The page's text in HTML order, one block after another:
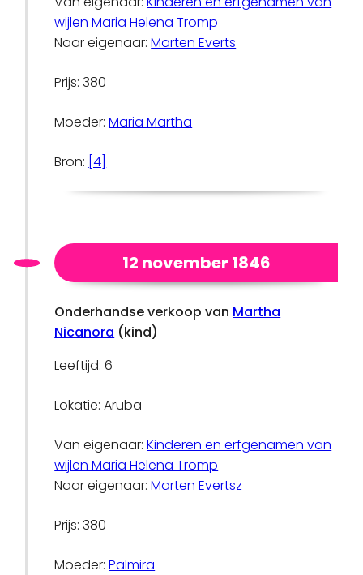
wijlen Maria Helena Tromp
Naar eigenaar:Marten Everts
Prijs: 380
Moeder:Maria Martha
Bron: [4]
12 november 1846
Onderhandse verkoop van Martha
Nicanora (kind)
Leeftijd: 6
Lokatie: Aruba
Van eigenaar:Kinderen en erfgenamen van
wijlen Maria Helena Tromp
Naar eigenaar:Marten Evertsz
Prijs: 380
Moeder:Palmira